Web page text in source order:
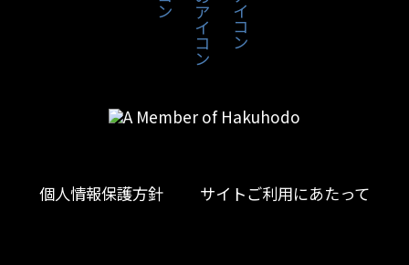
個人情報保護方針 サイトご利用にあたって